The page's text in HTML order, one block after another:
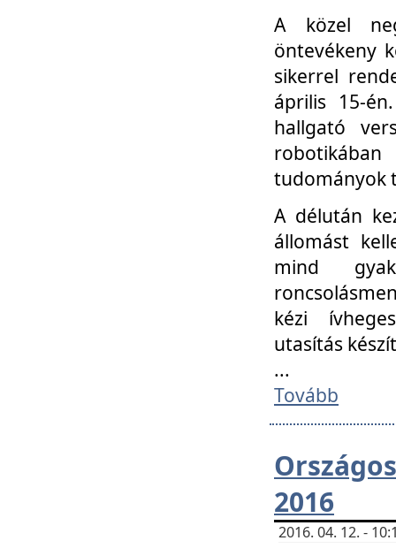
A közel
öntevékeny
sikerrel
április 15-
hallgató
tudományok
A délután
állomást
mind
kézi
utasítás
...
Tovább
2016
2016. 04. 12. -